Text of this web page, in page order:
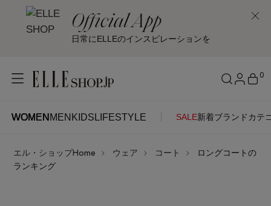
Official App
日常にELLEのインスピレーションを
WOMEN MEN KIDS LIFESTYLE SALE新着ブランド カテ
0
WOMENMENKIDSLIFESTYLE
ITEMS
エル・ショップHome ウェア コート
ロングコートの
ランキング